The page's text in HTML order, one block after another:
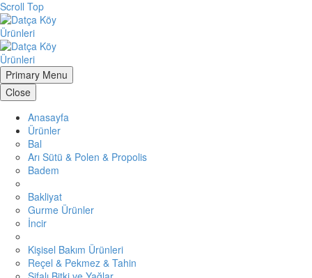
Scroll Top
Primary Menu
Close
Anasayfa
Ürünler
Bal
Arı Sütü & Polen & Propolis
Badem
Bakliyat
Gurme Ürünler
İncir
Kişisel Bakım Ürünleri
Reçel & Pekmez & Tahin